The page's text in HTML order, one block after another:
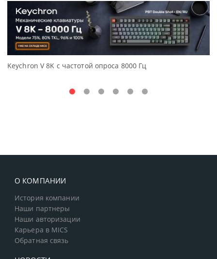
Keychron V 8K с частотой опроса 8000 Гц
О КОМПАНИИ
История компании
Наши партнеры
Наши авторизации
Карьера в MICS
Обратная связь